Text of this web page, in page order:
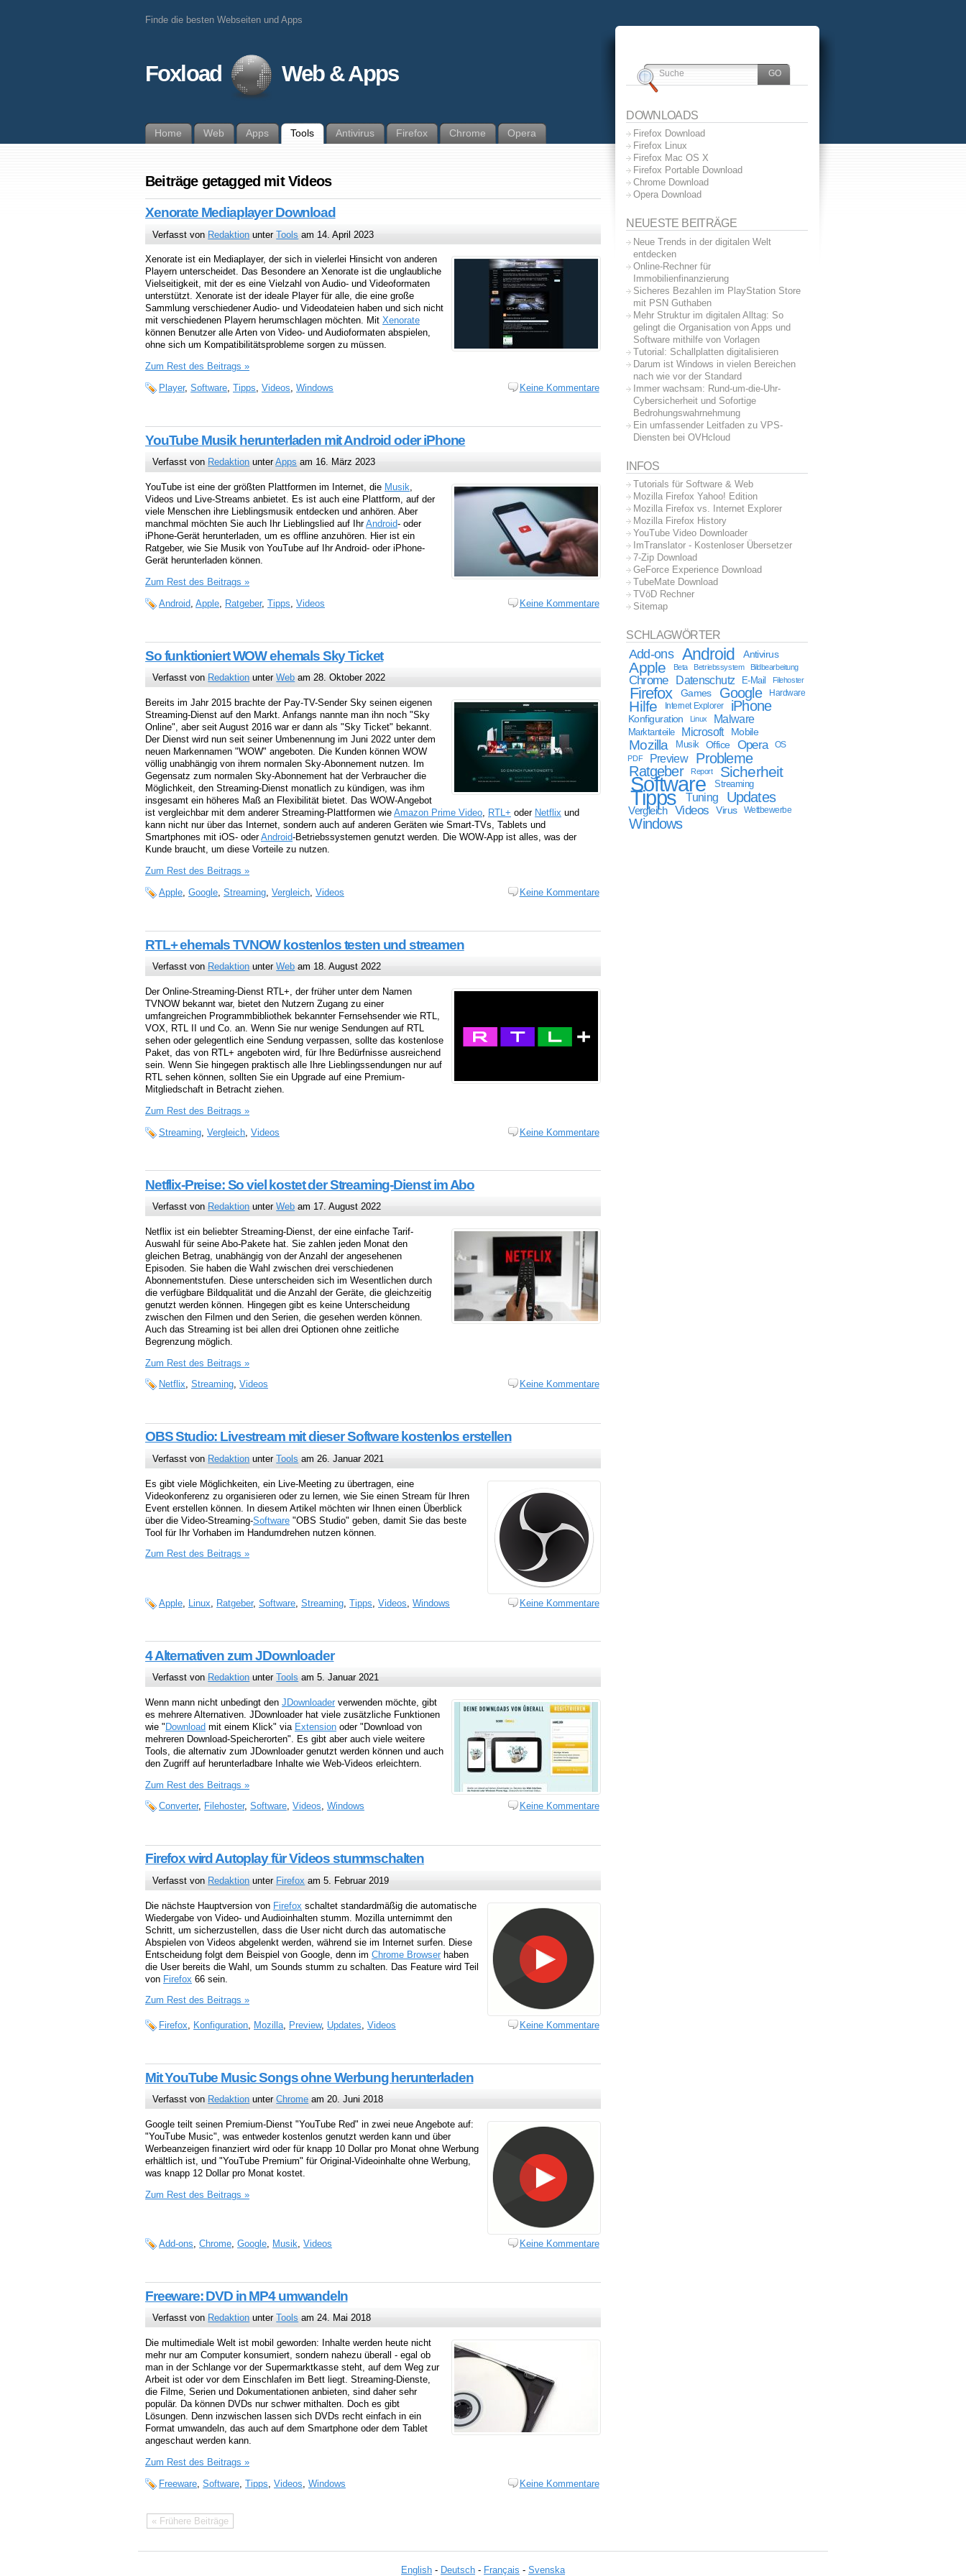
Finde die besten Webseiten und Apps
Foxload Web & Apps
Home Web Apps Tools Antivirus Firefox Chrome Opera
Beiträge getagged mit Videos
Xenorate Mediaplayer Download
Verfasst von Redaktion unterTools am 14. April 2023
Xenorate ist ein Mediaplayer, der sich in vielerlei Hinsicht von anderen
Playern unterscheidet. Das Besondere an Xenorate ist die unglaubliche
Vielseitigkeit, mit der es eine Vielzahl von Audio- und Videoformaten
unterstützt. Xenorate ist der ideale Player für alle, die eine große
Sammlung verschiedener Audio- und Videodateien haben und sich nicht
mit verschiedenen Playern herumschlagen möchten. Mit Xenorate
können Benutzer alle Arten von Video- und Audioformaten abspielen,
ohne sich um Kompatibilitätsprobleme sorgen zu müssen.
Zum Rest des Beitrags »
Player, Software, Tipps, Videos, Windows Keine Kommentare
YouTube Musik herunterladen mit Android oder iPhone
Verfasst von Redaktion unterApps am 16. März 2023
YouTube ist eine der größten Plattformen im Internet, die Musik,
Videos und Live-Streams anbietet. Es ist auch eine Plattform, auf der
viele Menschen ihre Lieblingsmusik entdecken und anhören. Aber
manchmal möchten Sie auch Ihr Lieblingslied auf IhrAndroid- oder
iPhone-Gerät herunterladen, um es offline anzuhören. Hier ist ein
Ratgeber, wie Sie Musik von YouTube auf Ihr Android- oder iPhone-
Gerät herunterladen können.
Zum Rest des Beitrags »
Android Apple Ratgeber, Tipps Videos Keine Kommentare
So funktioniert WOW ehemals Sky Ticket
Verfasst von Redaktion unterWeb am 28. Oktober 2022
Bereits im Jahr 2015 brachte der Pay-TV-Sender Sky seinen eigenen
Streaming-Dienst auf den Markt. Anfangs nannte man ihn noch "Sky
Online", aber seit August 2016 war er dann als "Sky Ticket" bekannt.
Der Dienst wird nun seit seiner Umbenennung im Juni 2022 unter dem
neuen Markennamen "WOW" angeboten. Die Kunden können WOW
völlig unabhängig von ihrem normalen Sky-Abonnement nutzen. Im
Gegensatz zum normalen Sky-Abonnement hat der Verbraucher die
Möglichkeit, den Streaming-Dienst monatlich zu kündigen, was ihm
insgesamt ein höheres Maß an Flexibilität bietet. Das WOW-Angebot
ist vergleichbar mit dem anderer Streaming-Plattformen wie Amazon Prime Video, RTL+ oder Netflix und
kann nicht nur über das Internet, sondern auch auf anderen Geräten wie Smart-TVs, Tablets und
Smartphones mit iOS- oderAndroid-Betriebssystemen genutzt werden. Die WOW-App ist alles, was der
Kunde braucht, um diese Vorteile zu nutzen.
Zum Rest des Beitrags »
Apple Google Streaming Vergleich Videos Keine Kommentare
RTL+ ehemals TVNOW kostenlos testen und streamen
Verfasst von Redaktion unterWeb am 18. August 2022
Der Online-Streaming-Dienst RTL+, der früher unter dem Namen
TVNOW bekannt war, bietet den Nutzern Zugang zu einer
umfangreichen Programmbibliothek bekannter Fernsehsender wie RTL,
VOX, RTL II und Co. an. Wenn Sie nur wenige Sendungen auf RTL
sehen oder gelegentlich eine Sendung verpassen, sollte das kostenlose
Paket, das von RTL+ angeboten wird, für Ihre Bedürfnisse ausreichend
sein. Wenn Sie hingegen praktisch alle Ihre Lieblingssendungen nur auf
RTL sehen können, sollten Sie ein Upgrade auf eine Premium-
Mitgliedschaft in Betracht ziehen.
Zum Rest des Beitrags »
Streaming Vergleich Videos Keine Kommentare
Netflix-Preise: So viel kostet der Streaming-Dienst im Abo
Verfasst von Redaktion unterWeb am 17. August 2022
Netflix ist ein beliebter Streaming-Dienst, der eine einfache Tarif-
Auswahl für seine Abo-Pakete hat. Sie zahlen jeden Monat den
gleichen Betrag, unabhängig von der Anzahl der angesehenen
Episoden. Sie haben die Wahl zwischen drei verschiedenen
Abonnementstufen. Diese unterscheiden sich im Wesentlichen durch
die verfügbare Bildqualität und die Anzahl der Geräte, die gleichzeitig
genutzt werden können. Hingegen gibt es keine Unterscheidung
zwischen den Filmen und den Serien, die gesehen werden können.
Auch das Streaming ist bei allen drei Optionen ohne zeitliche
Begrenzung möglich.
Zum Rest des Beitrags »
Netflix, Streaming, Videos Keine Kommentare
OBS Studio: Livestream mit dieser Software kostenlos erstellen
Verfasst von Redaktion unterTools am 26. Januar 2021
Es gibt viele Möglichkeiten, ein Live-Meeting zu übertragen, eine
Videokonferenz zu organisieren oder zu lernen, wie Sie einen Stream für Ihren
Event erstellen können. In diesem Artikel möchten wir Ihnen einen Überblick
über die Video-Streaming-Software "OBS Studio" geben, damit Sie das beste
Tool für Ihr Vorhaben im Handumdrehen nutzen können.
Zum Rest des Beitrags »
Apple Linux Ratgeber, Software Streaming Tipps Videos Windows Keine Kommentare
4 Alternativen zum JDownloader
Verfasst von Redaktion unterTools am 5. Januar 2021
Wenn mann nicht unbedingt den JDownloader verwenden möchte, gibt
es mehrere Alternativen. JDownloader hat viele zusätzliche Funktionen
wie " Download mit einem Klick" via Extension oder "Download von
mehreren Download-Speicherorten". Es gibt aber auch viele weitere
Tools, die alternativ zum JDownloader genutzt werden können und auch
den Zugriff auf herunterladbare Inhalte wie Web-Videos erleichtern.
Zum Rest des Beitrags »
Converter, Filehoster, Software, Videos, Windows Keine Kommentare
Firefox wird Autoplay für Videos stummschalten
Verfasst von Redaktion unter Firefox am 5. Februar 2019
Die nächste Hauptversion von Firefox schaltet standardmäßig die automatische
Wiedergabe von Video- und Audioinhalten stumm. Mozilla unternimmt den
Schritt, um sicherzustellen, dass die User nicht durch das automatische
Abspielen von Videos abgelenkt werden, während sie im Internet surfen. Diese
Entscheidung folgt dem Beispiel von Google, denn im Chrome Browser haben
die User bereits die Wahl, um Sounds stumm zu schalten. Das Feature wird Teil
von Firefox 66 sein.
Zum Rest des Beitrags »
Firefox Konfiguration Mozilla Preview, Updates Videos Keine Kommentare
Mit YouTube Music Songs ohne Werbung herunterladen
Verfasst von Redaktion unterChrome am 20. Juni 2018
Google teilt seinen Premium-Dienst "YouTube Red" in zwei neue Angebote auf:
"YouTube Music", was entweder kostenlos genutzt werden kann und über
Werbeanzeigen finanziert wird oder für knapp 10 Dollar pro Monat ohne Werbung
erhältlich ist, und "YouTube Premium" für Original-Videoinhalte ohne Werbung,
was knapp 12 Dollar pro Monat kostet.
Zum Rest des Beitrags »
Add-ons Chrome Google Musik Videos Keine Kommentare
Freeware: DVD in MP4 umwandeln
Verfasst von Redaktion unterTools am 24. Mai 2018
Die multimediale Welt ist mobil geworden: Inhalte werden heute nicht
mehr nur am Computer konsumiert, sondern nahezu überall - egal ob
man in der Schlange vor der Supermarktkasse steht, auf dem Weg zur
Arbeit ist oder vor dem Einschlafen im Bett liegt. Streaming-Dienste,
die Filme, Serien und Dokumentationen anbieten, sind daher sehr
populär. Da können DVDs nur schwer mithalten. Doch es gibt
Lösungen. Denn inzwischen lassen sich DVDs recht einfach in ein
Format umwandeln, das auch auf dem Smartphone oder dem Tablet
angeschaut werden kann.
Zum Rest des Beitrags »
Freeware Software Tipps Videos Windows Keine Kommentare
« Frühere Beiträge
DOWNLOADS
Firefox Download
Firefox Linux
Firefox Mac OS X
Firefox Portable Download
Chrome Download
Opera Download
NEUESTE BEITRÄGE
Neue Trends in der digitalen Welt
entdecken
Online-Rechner für
Immobilienfinanzierung
Sicheres Bezahlen im PlayStation Store
mit PSN Guthaben
Mehr Struktur im digitalen Alltag: So
gelingt die Organisation von Apps und
Software mithilfe von Vorlagen
Tutorial: Schallplatten digitalisieren
Darum ist Windows in vielen Bereichen
nach wie vor der Standard
Immer wachsam: Rund-um-die-Uhr-
Cybersicherheit und Sofortige
Bedrohungswahrnehmung
Ein umfassender Leitfaden zu VPS-
Diensten bei OVHcloud
INFOS
Tutorials für Software & Web
Mozilla Firefox Yahoo! Edition
Mozilla Firefox vs. Internet Explorer
Mozilla Firefox History
YouTube Video Downloader
ImTranslator - Kostenloser Übersetzer
7-Zip Download
GeForce Experience Download
TubeMate Download
TVöD Rechner
Sitemap
SCHLAGWÖRTER
Add-ons Android Antivirus
Apple Beta Betriebssystem Bildbearbeitung
Chrome Datenschutz E-Mail Filehoster
Firefox Games Google Hardware
Hilfe Internet Explorer iPhone
Konfiguration Linux Malware
Marktanteile Microsoft Mobile
Mozilla Musik Office Opera
OS
PDF
Preview
Probleme
Ratgeber
Report Sicherheit
Software Streaming
Tipps Tuning Updates
Vergleich Videos Virus Wettbewerbe
Windows
English - Deutsch - Français - Svenska